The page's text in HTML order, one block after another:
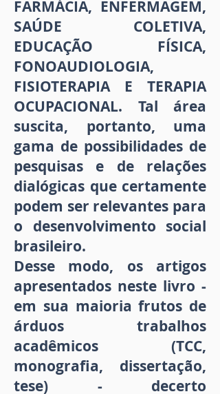
FARMÁCIA, ENFERMAGEM,
SAÚDE COLETIVA,
EDUCAÇÃO FÍSICA,
FONOAUDIOLOGIA,
FISIOTERAPIA E TERAPIA
OCUPACIONAL. Tal área
suscita, portanto, uma
gama de possibilidades de
pesquisas e de relações
dialógicas que certamente
podem ser relevantes para
o desenvolvimento social
brasileiro.
Desse modo, os artigos
apresentados neste livro -
em sua maioria frutos de
árduos trabalhos
acadêmicos (TCC,
monografia, dissertação,
tese) - decerto